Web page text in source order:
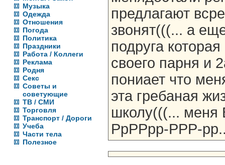
Музыка
Одежда
Отношения
Погода
Политика
Праздники
Работа / Коллеги
Реклама
Родня
Секс
Советы и
советующие
ТВ / СМИ
Торговля
Транспорт / Дороги
Учеба
Части тела
Полезное
предлагают
звонят(((... а
подруга
своего парня и
пониает что
эта гребаная
школу(((...
РрРРрр-РРР-